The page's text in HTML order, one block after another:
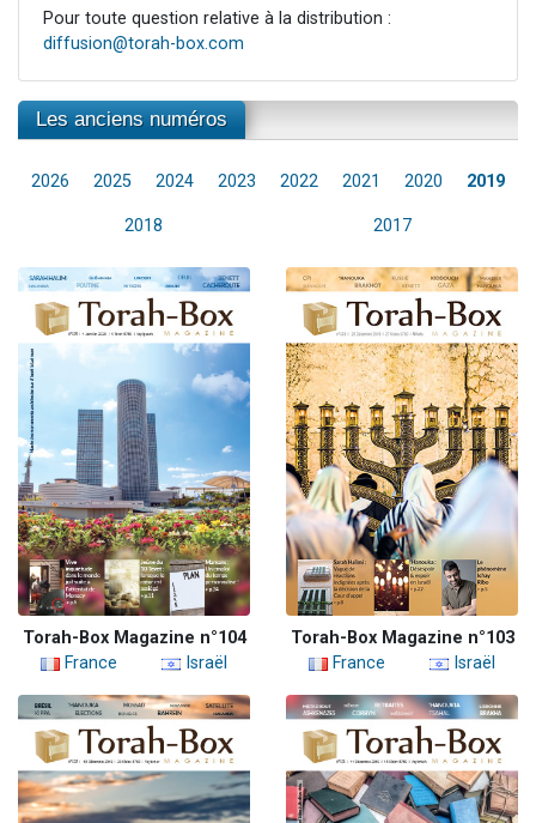
Pour toute question relative à la distribution :
diffusion@torah-box.com
Les anciens numéros
2026 2025 2024 2023 2022 2021 2020 2019
2018 2017
Torah-Box Magazine n°104
France
Israël
Torah-Box Magazine n°103
France
Israël